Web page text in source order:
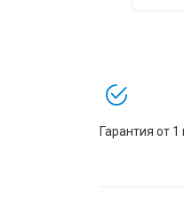
Гарантия от 1